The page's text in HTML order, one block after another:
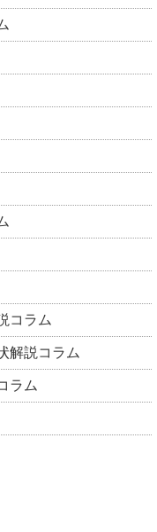
コラム
解説コラム
ラム